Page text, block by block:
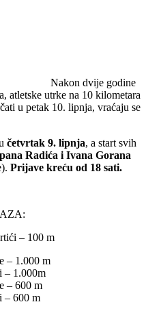
Nakon dvije godine
atletske utrke na 10 kilometara
u petak 10. lipnja, vraćaju se
četvrtak 9. lipnja, a start svih
Radića i Ivana Gorana
Prijave kreću od 18 sati.
– 100 m
– 1.000 m
– 1.000m
– 600 m
– 600 m